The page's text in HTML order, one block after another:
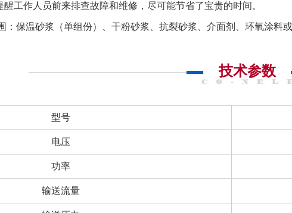
工作人员前来排查故障和维修，尽可能节省了宝贵的时间。
保温砂浆（单组份）、干粉砂浆、抗裂砂浆、介面剂、环氧涂料或
技术参数
型号
电压
功率
输送流量